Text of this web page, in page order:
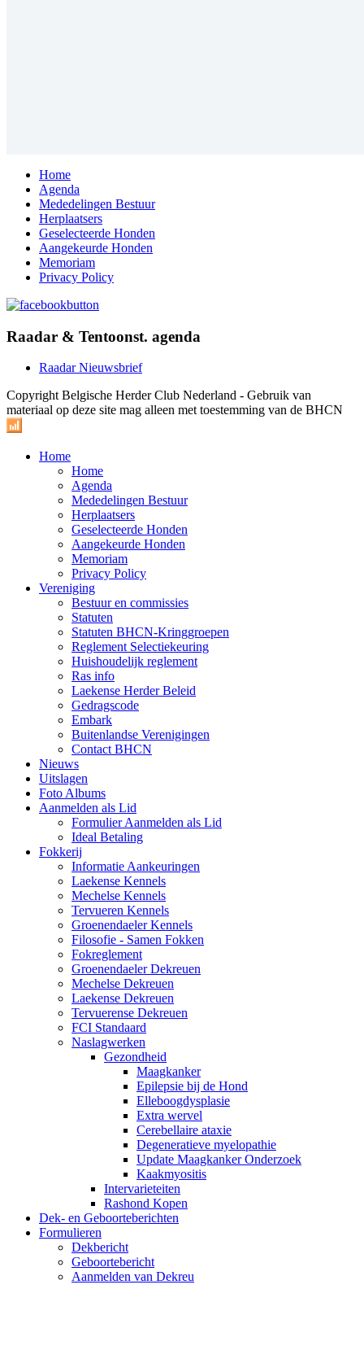
Home
Agenda
Mededelingen Bestuur
Herplaatsers
Geselecteerde Honden
Aangekeurde Honden
Memoriam
Privacy Policy
Raadar & Tentoonst. agenda
Raadar Nieuwsbrief
Copyright Belgische Herder Club Nederland - Gebruik van
materiaal op deze site mag alleen met toestemming van de BHCN
Home
Home
Agenda
Mededelingen Bestuur
Herplaatsers
Geselecteerde Honden
Aangekeurde Honden
Memoriam
Privacy Policy
Vereniging
Bestuur en commissies
Statuten
Statuten BHCN-Kringgroepen
Reglement Selectiekeuring
Huishoudelijk reglement
Ras info
Laekense Herder Beleid
Gedragscode
Embark
Buitenlandse Verenigingen
Contact BHCN
Nieuws
Uitslagen
Foto Albums
Aanmelden als Lid
Formulier Aanmelden als Lid
Ideal Betaling
Fokkerij
Informatie Aankeuringen
Laekense Kennels
Mechelse Kennels
Tervueren Kennels
Groenendaeler Kennels
Filosofie - Samen Fokken
Fokreglement
Groenendaeler Dekreuen
Mechelse Dekreuen
Laekense Dekreuen
Tervuerense Dekreuen
FCI Standaard
Naslagwerken
Gezondheid
Maagkanker
Epilepsie bij de Hond
Elleboogdysplasie
Extra wervel
Cerebellaire ataxie
Degeneratieve myelopathie
Update Maagkanker Onderzoek
Kaakmyositis
Intervarieteiten
Rashond Kopen
Dek- en Geboorteberichten
Formulieren
Dekbericht
Geboortebericht
Aanmelden van Dekreu